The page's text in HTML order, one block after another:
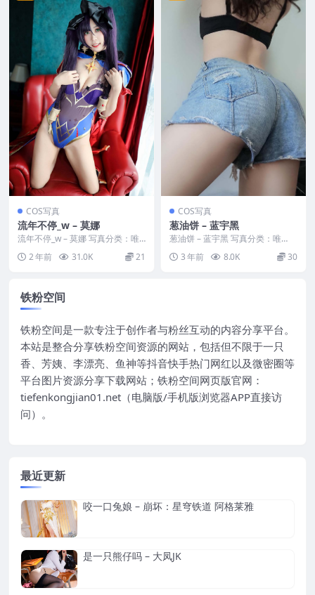
COS写真
流年不停_w – 莫娜
流年不停_w – 莫娜 写真分类：唯
美，参与模特：流年不停_w [套图
大小]：[...
2 年前 31.0K 21
COS写真
葱油饼 – 蓝宇黑
葱油饼 – 蓝宇黑 写真分类：唯
美，参与模特：葱油饼 [套图大
小]：[5P／1....
3 年前 8.0K 30
铁粉空间
铁粉空间是一款专注于创作者与粉丝互动的内容分享平台。
本站是整合分享铁粉空间资源的网站，包括但不限于一只
香、芳姨、李漂亮、鱼神等抖音快手热门网红以及微密圈等
平台图片资源分享下载网站；铁粉空间网页版官网：
tiefenkongjian01.net（电脑版/手机版浏览器APP直接访
问）。
最近更新
咬一口兔娘 – 崩坏：星穹铁道 阿格莱雅
是一只熊仔吗 – 大凤JK